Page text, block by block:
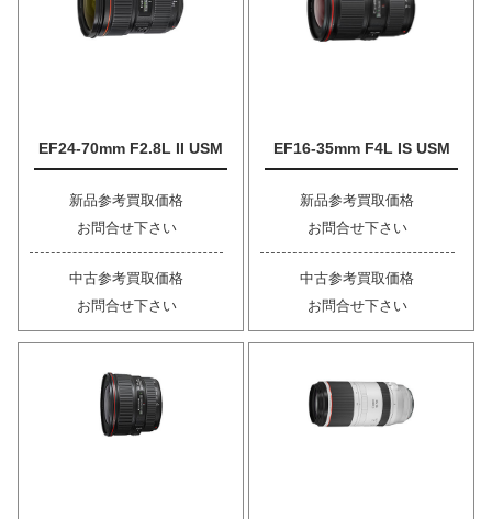
EF24-70mm F2.8L II USM
新品参考買取価格
お問合せ下さい
中古参考買取価格
お問合せ下さい
EF16-35mm F4L IS USM
新品参考買取価格
お問合せ下さい
中古参考買取価格
お問合せ下さい